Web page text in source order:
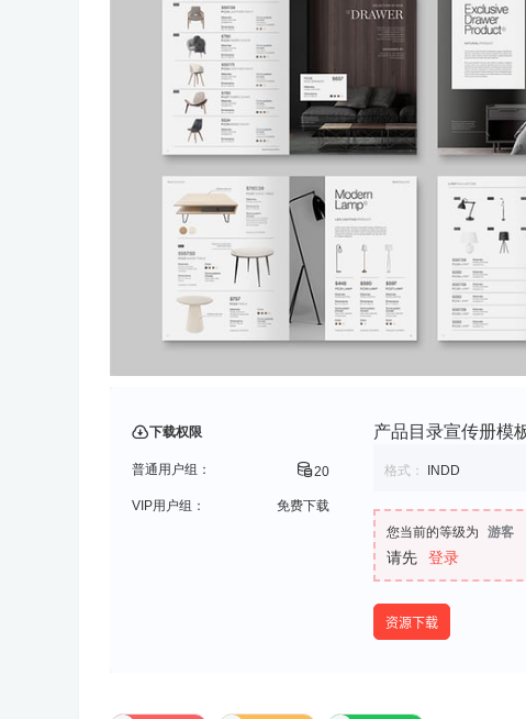
下载权限
普通用户组： 20
VIP用户组： 免费下载
产品目录宣传册模
格式： INDD
您当前的等级为 游客
请先 登录
资源下载